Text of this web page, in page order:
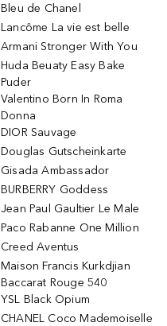
Bleu de Chanel
Lancôme La vie est belle
Armani Stronger With You
Huda Beuaty Easy Bake
Puder
Valentino Born In Roma
Donna
DIOR Sauvage
Douglas Gutscheinkarte
Gisada Ambassador
BURBERRY Goddess
Jean Paul Gaultier Le Male
Paco Rabanne One Million
Creed Aventus
Maison Francis Kurkdjian
Baccarat Rouge 540
YSL Black Opium
CHANEL Coco Mademoiselle